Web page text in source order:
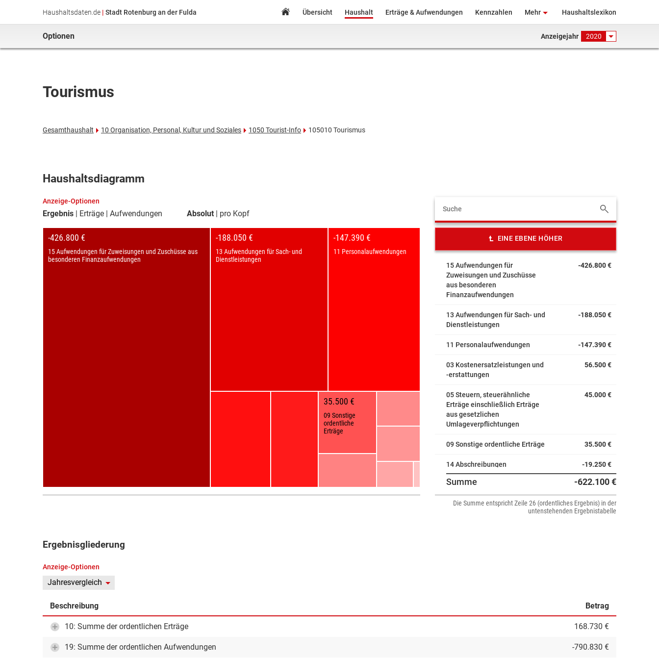
Haushaltsdaten.de | Stadt Rotenburg an der Fulda Übersicht Haushalt Erträge & Aufwendungen Kennzahlen Mehr Haushaltslexikon
Optionen Anzeigejahr 2020
Tourismus
Gesamthaushalt 10 Organisation, Personal, Kultur und Soziales 1050 Tourist-Info 105010 Tourismus
Haushaltsdiagramm
Anzeige-Optionen
Ergebnis Erträge Aufwendungen Absolut pro Kopf
-426.800 €
15 Aufwendungen für Zuweisungen und Zuschüsse aus
besonderen Finanzaufwendungen
-188.050 €
13 Aufwendungen für Sach- und
Dienstleistungen
-147.390 €
11 Personalaufwendungen
35.500 €
09 Sonstige
ordentliche
Erträge
EINE EBENE HÖHER
15 Aufwendungen für
Zuweisungen und Zuschüsse
aus besonderen
Finanzaufwendungen
-426.800 €
13 Aufwendungen für Sach- und
Dienstleistungen
-188.050 €
11 Personalaufwendungen -147.390 €
03 Kostenersatzleistungen und
-erstattungen
56.500 €
05 Steuern, steuerähnliche
Erträge einschließlich Erträge
aus gesetzlichen
Umlageverpflichtungen
45.000 €
09 Sonstige ordentliche Erträge 35.500 €
14 Abschreibungen -19.250 €
01 Privatrechtliche
Leistungsentgelte
15.000 €
15.000 €
Summe -622.100 €
Die Summe entspricht Zeile 26 (ordentliches Ergebnis) in der
untenstehenden Ergebnistabelle
Ergebnisgliederung
Anzeige-Optionen
Jahresvergleich
Beschreibung Betrag
10: Summe der ordentlichen Erträge 168.730 €
19: Summe der ordentlichen Aufwendungen -790.830 €